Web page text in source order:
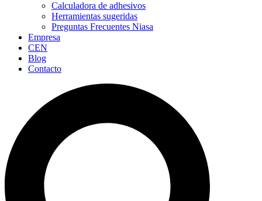
Calculadora de adhesivos
Herramientas sugeridas
Preguntas Frecuentes Niasa
Empresa
CEN
Blog
Contacto